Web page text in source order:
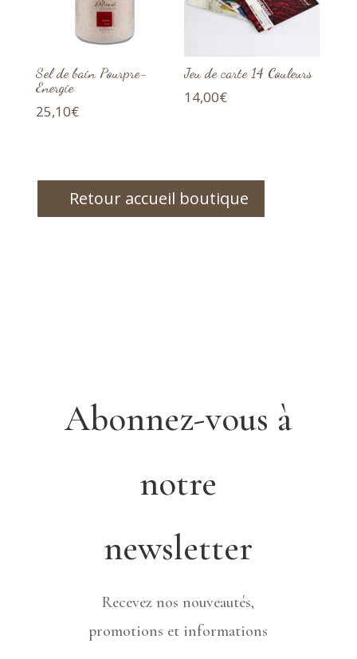
Sel de bain Pourpre-
Energie
25,10€
Jeu de carte 14 Couleurs
14,00€
Retour accueil boutique
Abonnez-vous à
notre
newsletter
Recevez nos nouveautés,
promotions et informations